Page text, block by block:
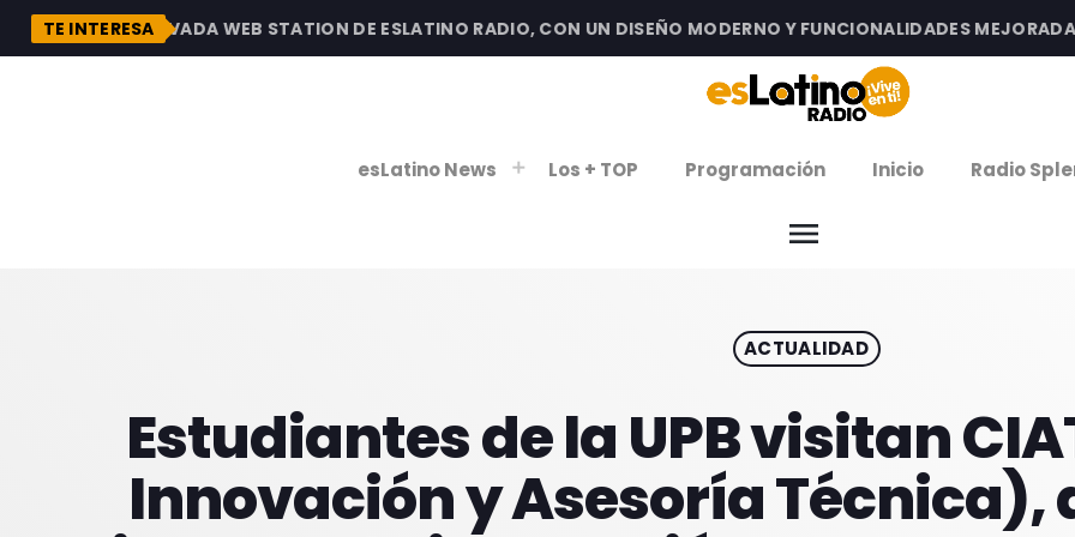
TE INTERESA
LA RENOVADA WEB STATION DE ESLATINO RADIO, CON UN DISEÑO MODERNO Y FUNCIONALIDADES MEJORADAS
esLatino News Los + TOP Programación Inicio Radio
menu
ACTUALIDAD
Estudiantes de la UPB visitan
Innovación y Asesoría Técnica),